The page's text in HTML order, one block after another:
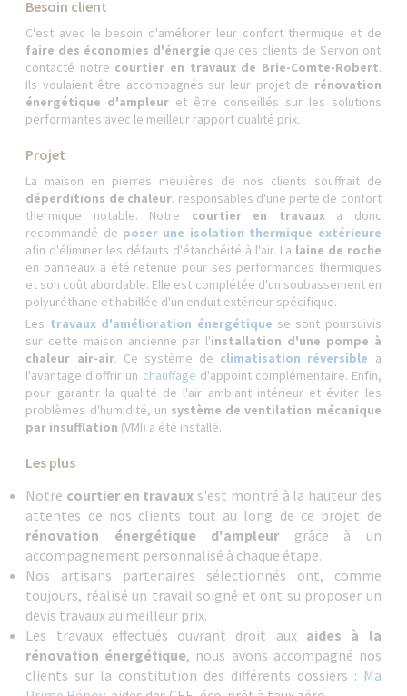
Besoin client
C'est avec le besoin d'améliorer leur confort thermique et de
faire des économies d'énergie que ces clients de Servon ont
contacté notre courtier en travaux de Brie-Comte-Robert.
Ils voulaient être accompagnés sur leur projet de rénovation
énergétique d'ampleur et être conseillés sur les solutions
performantes avec le meilleur rapport qualité prix.
Projet
La maison en pierres meulières de nos clients souffrait de
déperditions de chaleur, responsables d'une perte de confort
thermique notable. Notre courtier en travauxa donc
recommandé de poser une isolation thermique extérieure
afin d'éliminer les défauts d'étanchéité à l'air. La laine de roche
en panneaux a été retenue pour ses performances thermiques
et son coût abordable. Elle est complétée d'un soubassement en
polyuréthane et habillée d'un enduit extérieur spécifique.
Les travaux d'amélioration énergétique se sont poursuivis
sur cette maison ancienne par l'installation d'une pompe à
chaleur air-air. Ce système de climatisation réversible a
l'avantage d'offrir un chauffage d'appoint complémentaire. Enfin,
pour garantir la qualité de l'air ambiant intérieur et éviter les
problèmes d'humidité, un système de ventilation mécanique
par insufflation (VMI) a été installé.
Les plus
Notre courtier en travaux s'est montré à la hauteur des
attentes de nos clients tout au long de ce projet de
rénovation énergétique d'ampleur grâce à un
accompagnement personnalisé à chaque étape.
Nos artisans partenaires sélectionnés ont, comme
toujours, réalisé un travail soigné et ont su proposer un
devis travaux au meilleur prix.
Les travaux effectués ouvrant droit aux aides à la
rénovation énergétique, nous avons accompagné nos
clients sur la constitution des différents dossiers : Ma